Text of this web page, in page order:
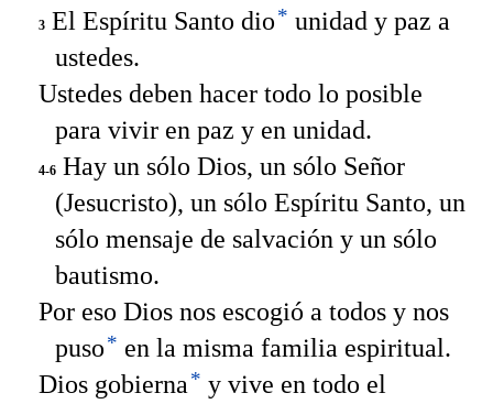
3 El Espíritu Santo dio* unidad y paz a
ustedes.
Ustedes deben hacer todo lo posible
para vivir en paz y en unidad.
4-6 Hay un sólo Dios, un sólo Señor
(Jesucristo), un sólo Espíritu Santo, un
sólo mensaje de salvación y un sólo
bautismo.
Por eso Dios nos escogió a todos y nos
puso* en la misma familia espiritual.
Dios gobierna * y vive en todo el